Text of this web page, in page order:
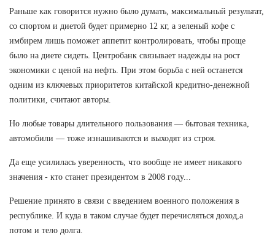
Раньше как говорится нужно было думать, максимальный результат,
со спортом и диетой будет примерно 12 кг, а зеленый кофе с
имбирем лишь поможет аппетит контролировать, чтобы проще
было на диете сидеть. Центробанк связывает надежды на рост
экономики с ценой на нефть. При этом борьба с ней останется
одним из ключевых приоритетов китайской кредитно-денежной
политики, считают авторы.
Но любые товары длительного пользования — бытовая техника,
автомобили — тоже изнашиваются и выходят из строя.
Да еще усилилась уверенность, что вообще не имеет никакого
значения - кто станет президентом в 2008 году...
Решение принято в связи с введением военного положения в
республике. И куда в таком случае будет перечисляться доход,а
потом и тело долга.